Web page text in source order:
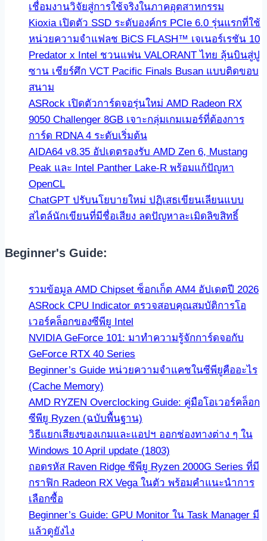
เชื่อมงานวิจัยสู่การใช้จริงในภาคอุตสาหกรรม
Kioxia เปิดตัว SSD ระดับองค์กร PCIe 6.0 รุ่นแรกที่ใช้
หน่วยความจำแฟลช BiCS FLASH™ เจเนอร์เรชัน 10
Predator x Intel ชวนแฟน VALORANT ไทย ลุ้นบินสู่ปู
ซาน เชียร์ศึก VCT Pacific Finals Busan แบบติดขอบ
สนาม
ASRock เปิดตัวการ์ดจอรุ่นใหม่ AMD Radeon RX
9050 Challenger 8GB เจาะกลุ่มเกมเมอร์ที่ต้องการ
การ์ด RDNA 4 ระดับเริ่มต้น
AIDA64 v8.35 อัปเดตรองรับ AMD Zen 6, Mustang
Peak และ Intel Panther Lake-R พร้อมแก้ปัญหา
OpenCL
ChatGPT ปรับนโยบายใหม่ ปฏิเสธเขียนเลียนแบบ
สไตล์นักเขียนที่มีชื่อเสียง ลดปัญหาละเมิดลิขสิทธิ์
Beginner's Guide:
รวมข้อมูล AMD Chipset ซ็อกเก็ต AM4 อัปเดตปี 2026
ASRock CPU Indicator ตรวจสอบคุณสมบัติการโอ
เวอร์คล็อกของซีพียู Intel
NVIDIA GeForce 101: มาทำความรู้จักการ์ดจอกับ
GeForce RTX 40 Series
Beginner’s Guide หน่วยความจำแคชในซีพียูคืออะไร
(Cache Memory)
AMD RYZEN Overclocking Guide: คู่มือโอเวอร์คล็อก
ซีพียู Ryzen (ฉบับพื้นฐาน)
วิธีแยกเสียงของเกมและแอปฯ ออกช่องทางต่าง ๆ ใน
Windows 10 April update (1803)
ถอดรหัส Raven Ridge ซีพียู Ryzen 2000G Series ที่มี
กราฟิก Radeon RX Vega ในตัว พร้อมคำแนะนำการ
เลือกซื้อ
Beginner’s Guide: GPU Monitor ใน Task Manager มี
แล้วดูยังไง